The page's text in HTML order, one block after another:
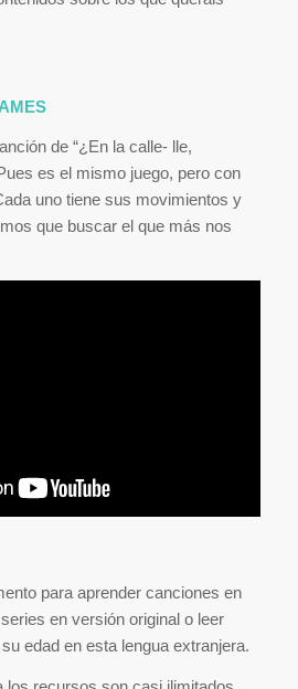
de “¿En la calle- lle,
es el mismo juego, pero con
uno tiene sus movimientos y
que buscar el que más nos
para aprender canciones en
en versión original o leer
edad en esta lengua extranjera.